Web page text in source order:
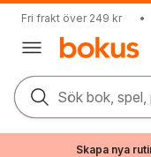
Fri frakt över 249 kr •
Sök bok, spel,
Skapa nya